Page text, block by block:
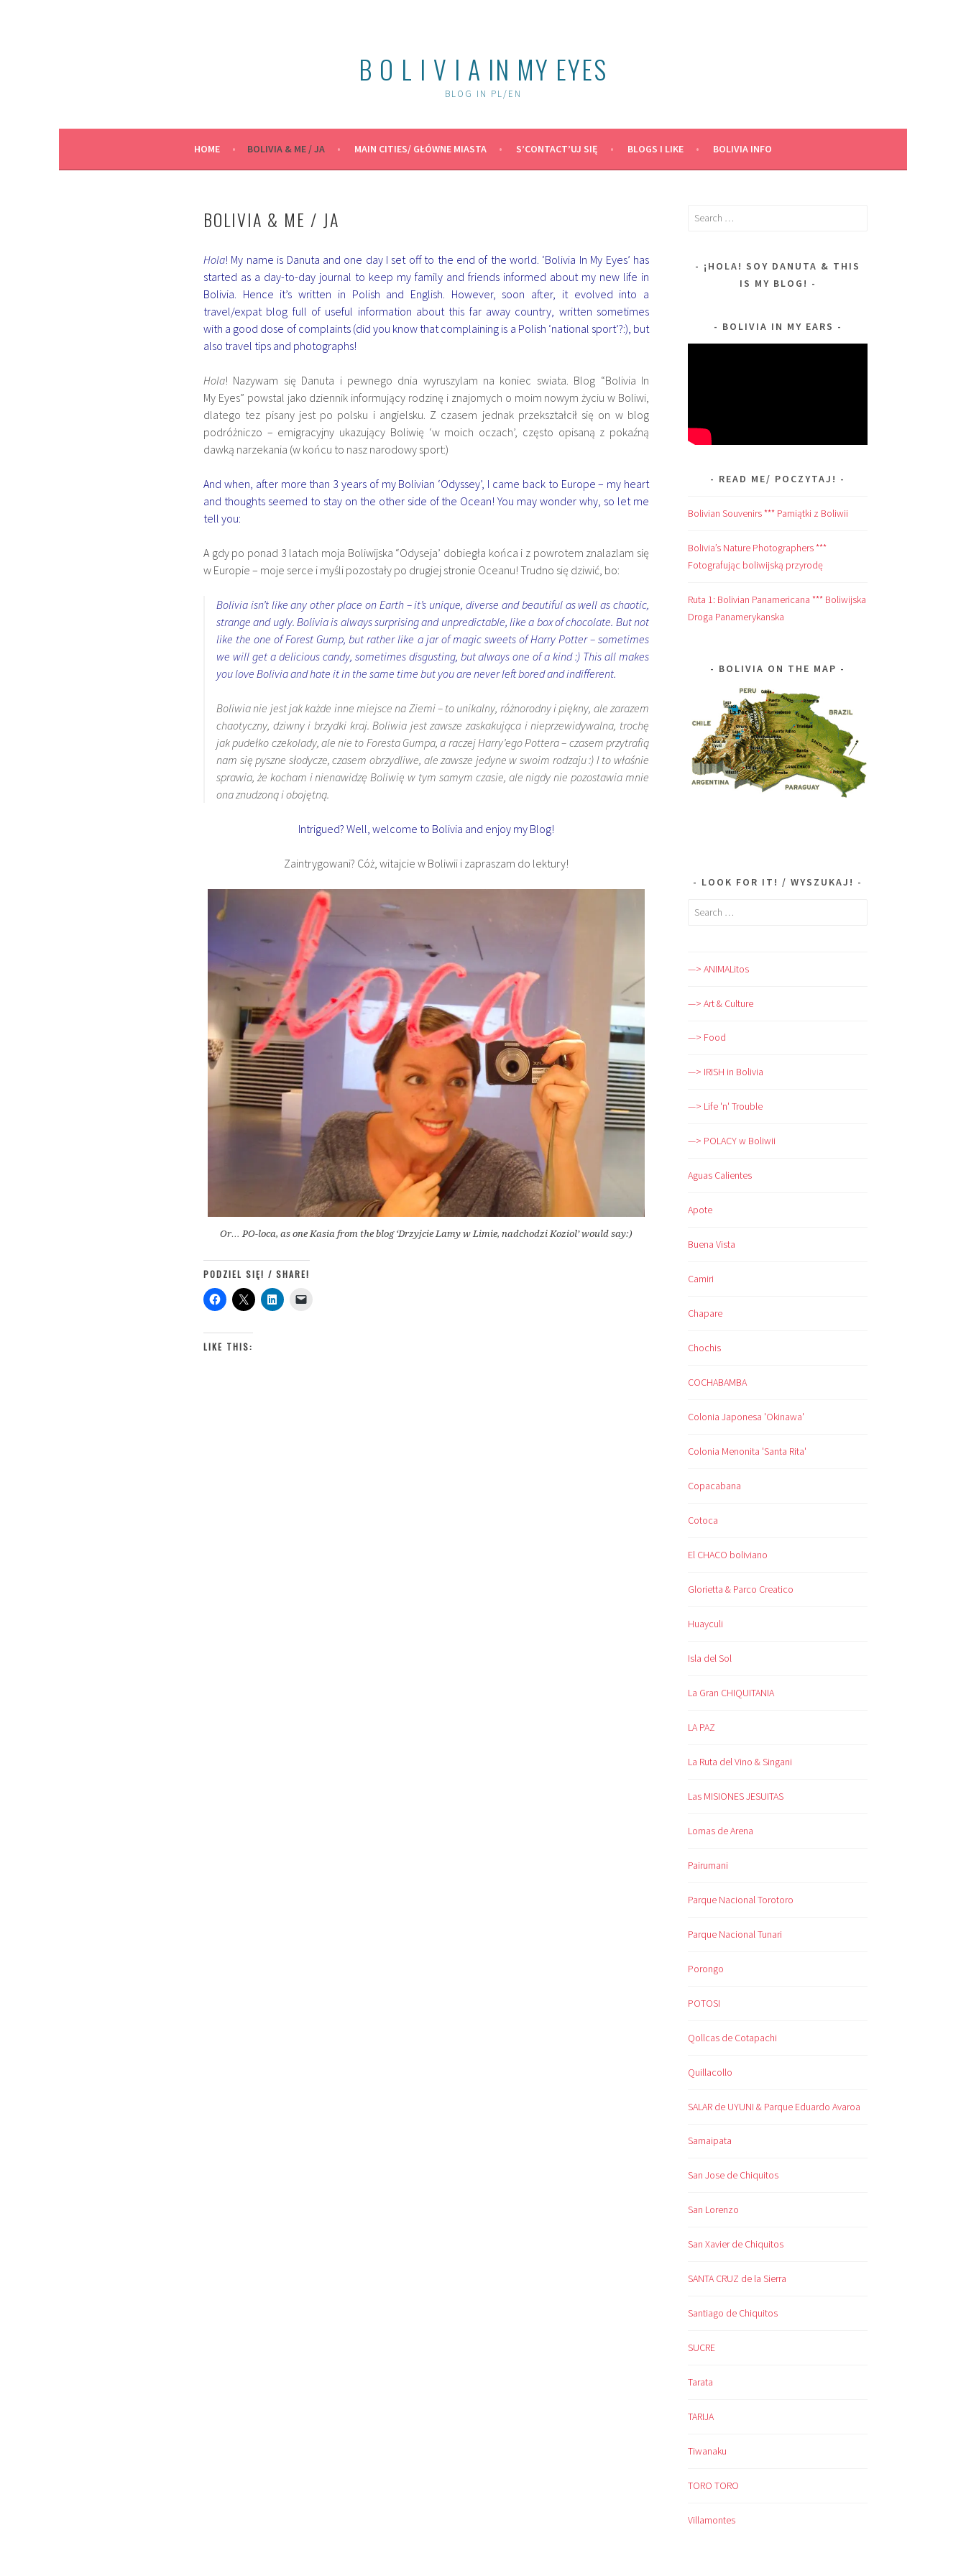
B O L I V I A IN MY EYES
BLOG IN PL/EN
HOME BOLIVIA & ME / JA MAIN CITIES/ GŁÓWNE MIASTA S’CONTACT’UJ SIĘ BLOGS I LIKE BOLIVIA INFO
BOLIVIA & ME / JA
Hola! My name is Danuta and one day I set off to the end of the world. ‘Bolivia In My Eyes’ has
started as a day-to-day journal to keep my family and friends informed about my new life in
Bolivia. Hence it’s written in Polish and English. However, soon after, it evolved into a
travel/expat blog full of useful information about this far away country, written sometimes
with a good dose of complaints (did you know that complaining is a Polish ‘national sport’?:), but
also travel tips and photographs!
Hola! Nazywam się Danuta i pewnego dnia wyruszylam na koniec swiata. Blog “Bolivia In
My Eyes” powstal jako dziennik informujący rodzinę i znajomych o moim nowym życiu w Boliwi,
dlatego tez pisany jest po polsku i angielsku. Z czasem jednak przekształcił się on w blog
podróżniczo – emigracyjny ukazujący Boliwię ‘w moich oczach’, często opisaną z pokaźną
dawką narzekania (w końcu to nasz narodowy sport:)
And when, after more than 3 years of my Bolivian ‘Odyssey’, I came back to Europe – my heart
and thoughts seemed to stay on the other side of the Ocean! You may wonder why, so let me
tell you:
A gdy po ponad 3 latach moja Boliwijska “Odyseja’ dobiegła końca i z powrotem znalazlam się
w Europie – moje serce i myśli pozostały po drugiej stronie Oceanu! Trudno się dziwić, bo:
Bolivia isn’t like any other place on Earth – it’s unique, diverse and beautiful as well as chaotic,
strange and ugly. Bolivia is always surprising and unpredictable, like a box of chocolate. But not
like the one of Forest Gump, but rather like a jar of magic sweets of Harry Potter – sometimes
we will get a delicious candy, sometimes disgusting, but always one of a kind :) This all makes
you love Bolivia and hate it in the same time but you are never left bored and indifferent.
Boliwia nie jest jak każde inne miejsce na Ziemi – to unikalny, różnorodny i piękny, ale zarazem
chaotyczny, dziwny i brzydki kraj. Boliwia jest zawsze zaskakująca i nieprzewidywalna, trochę
jak pudełko czekolady, ale nie to Foresta Gumpa, a raczej Harry’ego Pottera – czasem przytrafią
nam się pyszne słodycze, czasem obrzydliwe, ale zawsze jedyne w swoim rodzaju :) I to właśnie
sprawia, że kocham i nienawidzę Boliwię w tym samym czasie, ale nigdy nie pozostawia mnie
ona znudzoną i obojętną.
Intrigued? Well, welcome to Bolivia and enjoy my Blog!
Zaintrygowani? Cóż, witajcie w Boliwii i zapraszam do lektury!
Or… PO-loca, as one Kasia from the blog ‘Drzyjcie Lamy w Limie, nadchodzi Koziol’ would say:)
PODZIEL SIĘ! / SHARE!
LIKE THIS:
Search
¡HOLA! SOY DANUTA & THIS
IS MY BLOG!
BOLIVIA IN MY EARS
READ ME/ POCZYTAJ!
Bolivian Souvenirs *** Pamiątki z Boliwii
Bolivia’s Nature Photographers ***
Fotografując boliwijską przyrodę
Ruta 1: Bolivian Panamericana *** Boliwijska
Droga Panamerykanska
BOLIVIA ON THE MAP
LOOK FOR IT! / WYSZUKAJ!
Search
—> ANIMALitos
—> Art & Culture
—> Food
—> IRISH in Bolivia
—> Life 'n' Trouble
—> POLACY w Boliwii
Aguas Calientes
Apote
Buena Vista
Camiri
Chapare
Chochis
COCHABAMBA
Colonia Japonesa 'Okinawa'
Colonia Menonita 'Santa Rita'
Copacabana
Cotoca
El CHACO boliviano
Glorietta & Parco Creatico
Huayculi
Isla del Sol
La Gran CHIQUITANIA
LA PAZ
La Ruta del Vino & Singani
Las MISIONES JESUITAS
Lomas de Arena
Pairumani
Parque Nacional Torotoro
Parque Nacional Tunari
Porongo
POTOSI
Qollcas de Cotapachi
Quillacollo
SALAR de UYUNI & Parque Eduardo Avaroa
Samaipata
San Jose de Chiquitos
San Lorenzo
San Xavier de Chiquitos
SANTA CRUZ de la Sierra
Santiago de Chiquitos
SUCRE
Tarata
TARIJA
Tiwanaku
TORO TORO
Villamontes